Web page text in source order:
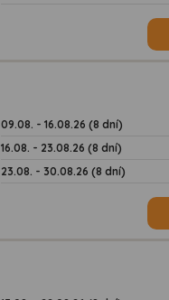
09.08. - 16.08.26 (8 dní)
16.08. - 23.08.26 (8 dní)
23.08. - 30.08.26 (8 dní)